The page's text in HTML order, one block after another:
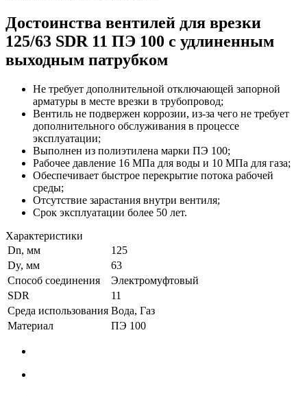
Достоинства вентилей для врезки
125/63 SDR 11 ПЭ 100 с удлиненным
выходным патрубком
Не требует дополнительной отключающей запорной
арматуры в месте врезки в трубопровод;
Вентиль не подвержен коррозии, из-за чего не требует
дополнительного обслуживания в процессе
эксплуатации;
Выполнен из полиэтилена марки ПЭ 100;
Рабочее давление 16 МПа для воды и 10 МПа для газа;
Обеспечивает быстрое перекрытие потока рабочей
среды;
Отсутствие зарастания внутри вентиля;
Срок эксплуатации более 50 лет.
Характеристики
Dn, мм
125
Dy, мм
63
Способ соединения
Электромуфтовый
SDR
11
Среда использования Вода, Газ
Материал
ПЭ 100